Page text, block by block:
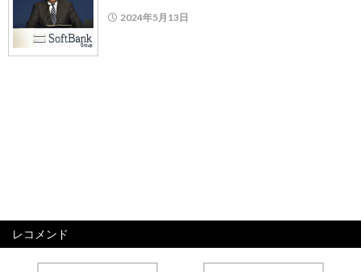
2024年5月13日
レコメンド